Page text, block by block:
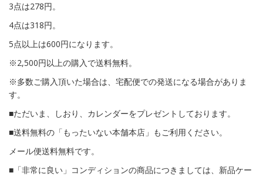
3点は278円。
4点は318円。
5点以上は600円になります。
※2,500円以上の購入で送料無料。
※多数ご購入頂いた場合は、宅配便での発送になる場合がありま
す。
■ただいま、しおり、カレンダーをプレゼントしております。
■送料無料の「もったいない本舗本店」もご利用ください。
メール便送料無料です。
■「非常に良い」コンディションの商品につきましては、新品ケー